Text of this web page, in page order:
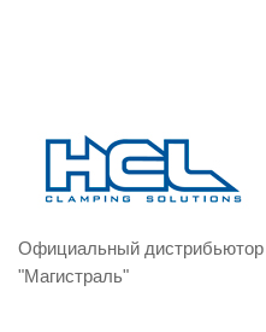
Официальный
"Магистраль"